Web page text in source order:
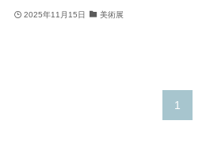
2025年11月15日 美術展
1